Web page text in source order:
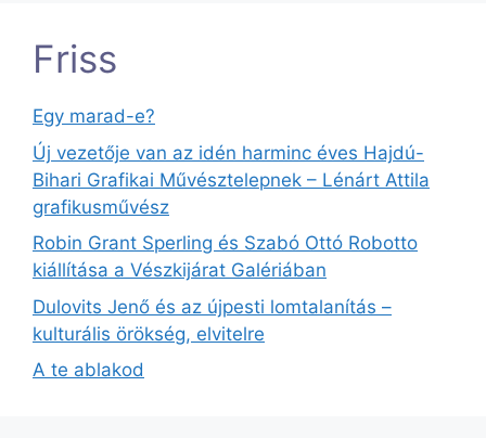
Friss
Egy marad-e?
Új vezetője van az idén harminc éves Hajdú-
Bihari Grafikai Művésztelepnek – Lénárt Attila
grafikusművész
Robin Grant Sperling és Szabó Ottó Robotto
kiállítása a Vészkijárat Galériában
Dulovits Jenő és az újpesti lomtalanítás –
kulturális örökség, elvitelre
A te ablakod